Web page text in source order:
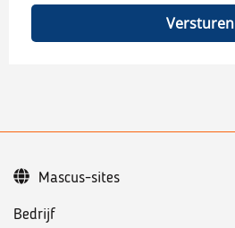
Versturen
Bedrijf
Mascus-sites